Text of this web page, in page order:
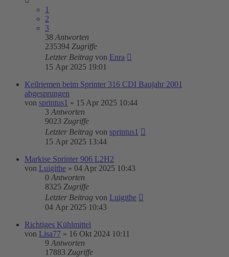
1
2
3
38 Antworten
235394 Zugriffe
Letzter Beitrag von Enra
15 Apr 2025 19:01
Keilriemen beim Sprinter 316 CDI Baujahr 2001
abgesprungen
von sprintus1 » 15 Apr 2025 10:44
3 Antworten
9023 Zugriffe
Letzter Beitrag von sprintus1
15 Apr 2025 13:44
Markise Sprinter 906 L2H2
von Luigithe » 04 Apr 2025 10:43
0 Antworten
8325 Zugriffe
Letzter Beitrag von Luigithe
04 Apr 2025 10:43
Richtiges Kühlmittel
von Lisa77 » 16 Okt 2024 10:11
9 Antworten
17883 Zugriffe